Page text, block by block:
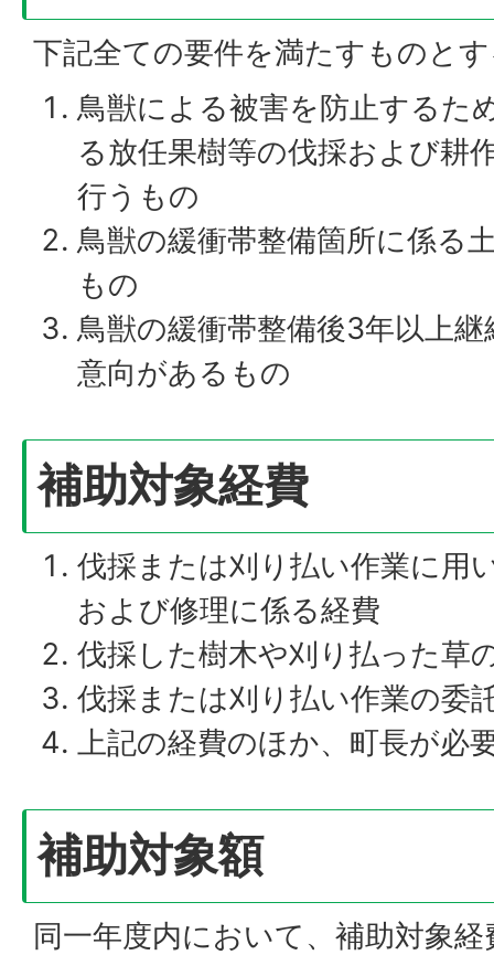
下記全ての要件を満たすものと
鳥獣による被害を防止するた
る放任果樹等の伐採および耕
行うもの
鳥獣の緩衝帯整備箇所に係る
もの
鳥獣の緩衝帯整備後3年以上
意向があるもの
補助対象経費
伐採または刈り払い作業に用
および修理に係る経費
伐採した樹木や刈り払った草
伐採または刈り払い作業の委
上記の経費のほか、町長が必
補助対象額
同一年度内において、補助対象